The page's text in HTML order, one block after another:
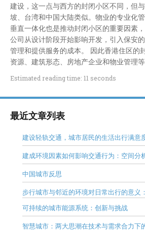
建设，这一点与西方的封闭小区不同，但
坡、台湾和中国大陆类似。物业的专业化
垂直一体化也是推动封闭小区的重要因素
公司从设计阶段开始影响开发，引入保安
管理和提供服务的成本。 因此香港住区的
资源、建筑形态、房地产企业和物业管理
Estimated reading time: 11 seconds
最近文章列表
建设轻轨交通，城市居民的生活出行满意
建成环境因素如何影响交通行为：空间分
中国城市反思
步行城市与邻近的环境对日常出行的意义
可持续的城市能源系统：创新与挑战
智慧城市：两大思潮在技术与需求合力下